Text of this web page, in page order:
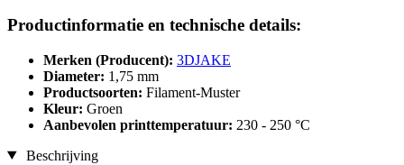
Productinformatie en technische details:
Merken (Producent): 3DJAKE
Diameter: 1,75 mm
Productsoorten: Filament-Muster
Kleur: Groen
Aanbevolen printtemperatuur: 230 - 250 °C
Beschrijving